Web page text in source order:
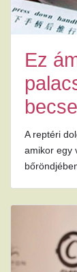
Ez
A reptéri
amikor egy